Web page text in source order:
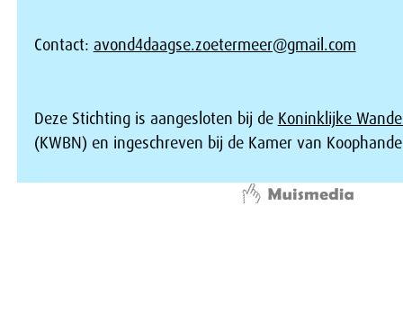
Contact: avond4daagse.zoetermeer@gmail.com
Deze Stichting is aangesloten bij de Koninklijke
(KWBN) en ingeschreven bij de Kamer van